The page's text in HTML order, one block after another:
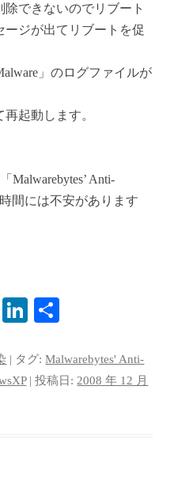
除できないのでリブート
ジが出てリブートを促
」のログファイルが
起動します。
Malwarebytes’ Anti-
間には不安があります
T
Li
ed
In
| タグ:Malwarebytes' Anti-
| 投稿日: 2008 年 12 月